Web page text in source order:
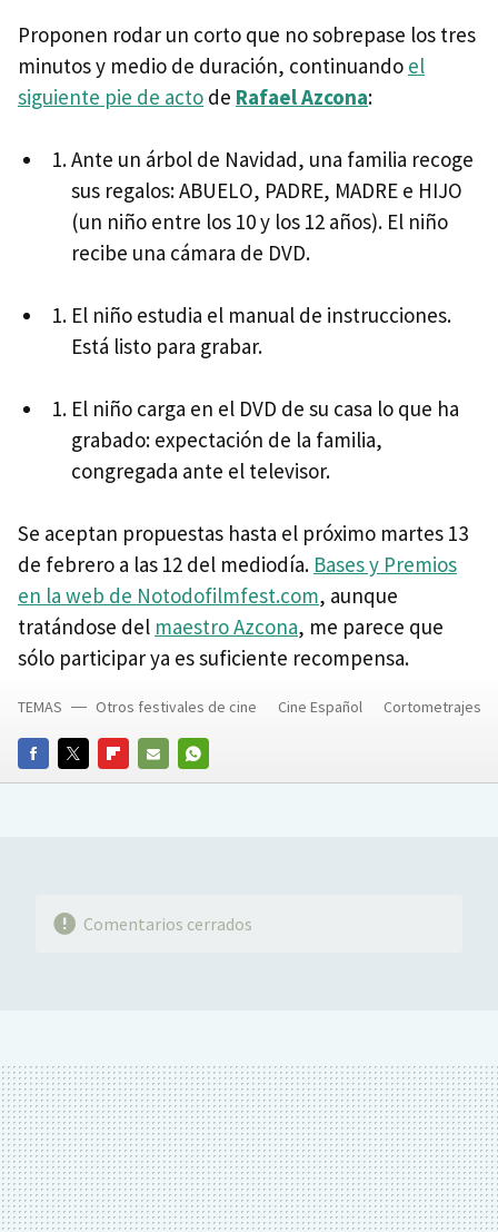
Proponen rodar un corto que no sobrepase los tres
minutos y medio de duración, continuando el
siguiente pie de acto de Rafael Azcona:
Ante un árbol de Navidad, una familia recoge
sus regalos: ABUELO, PADRE, MADRE e HIJO
(un niño entre los 10 y los 12 años). El niño
recibe una cámara de DVD.
El niño estudia el manual de instrucciones.
Está listo para grabar.
El niño carga en el DVD de su casa lo que ha
grabado: expectación de la familia,
congregada ante el televisor.
Se aceptan propuestas hasta el próximo martes 13
de febrero a las 12 del mediodía. Bases y Premios
en la web de Notodofilmfest.com, aunque
tratándose del maestro Azcona, me parece que
sólo participar ya es suficiente recompensa.
FACEBOOKTWITTERFLIPBOARD
E-
WHATSAPP
TEMAS Otros festivales de cine Cine Español Cortometrajes
Comentarios cerrados